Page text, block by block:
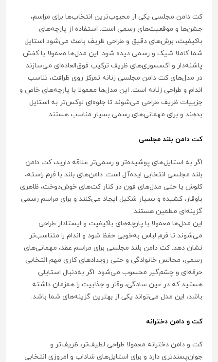
کت دامن مجلسی یکی از محبوب‌ترین انتخاب‌ها برای مراسم،
جشن‌ها و موقعیت‌های رسمی است. استفاده از پارچه‌های
باکیفیت، برش‌های دقیق و طراحی ظریف باعث می‌شود استایل
شما کاملا شیک و رسمی دیده شود. این مدل‌ها معمولا با کفش
پاشنه‌دار و اکسسوری‌های ظریف ترکیب فوق‌العاده‌ای می‌سازند.
در مدل‌های کت دامن مجلسی زنانه تمرکز روی ظرافت، تناسب
اندام و طراحی زنانه است. این مدل‌ها معمولا با پارچه‌های خاص و
جزییات ظریف طراحی می‌شوند تا جلوه‌ای لوکس‌تر به استایل
بدهند و برای مهمانی‌های رسمی بسیار مناسب هستند.
کت دامن بلند مجلسی
اگر به استایل‌های پوشیده‌تر و رسمی‌تر علاقه دارید، کت دامن
بلند مجلسی انتخابی ایده‌آل است. دامن‌های بلند با فرم راسته،
کلوش یا حتی مدل‌های فون در کنار کت‌های خوش‌دوخت، ظاهری
باوقار، کشیده و بسیار شکیل ایجاد می‌کنند و برای مراسم رسمی
گزینه‌ای مطمین هستند.
این مدل‌ها معمولا با پارچه‌های باکیفیت و ایستادار طراحی
می‌شوند تا فرم لباس به‌خوبی حفظ شود و اندام را متناسب‌تر
نشان دهد. کت دامن بلند مجلسی برای مراسم عقد، مهمانی‌های
رسمی، مجالس خانوادگی و حتی رویدادهای کاری مهم انتخابی
حرفه‌ای و چشم‌گیر محسوب می‌شود. اگر به‌دنبال استایلی
هستید که در عین سادگی، وقار و جذابیت را همزمان داشته
باشد، این مدل می‌تواند یکی از بهترین گزینه‌های شما باشد.
کت و دامن دخترانه
کت و دامن دخترانه معمولا طراحی لطیف‌تر، ظریف‌تر و
جوان‌پسندتری دارد و برای استایل‌های شاداب و امروزی انتخابی